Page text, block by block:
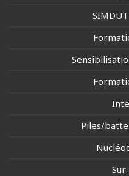
Piles/
Sur